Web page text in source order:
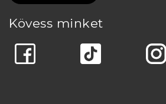
Kövess minket